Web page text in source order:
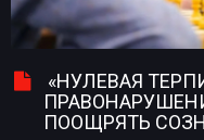
«НУЛЕВАЯ
ПООЩРЯТЬ